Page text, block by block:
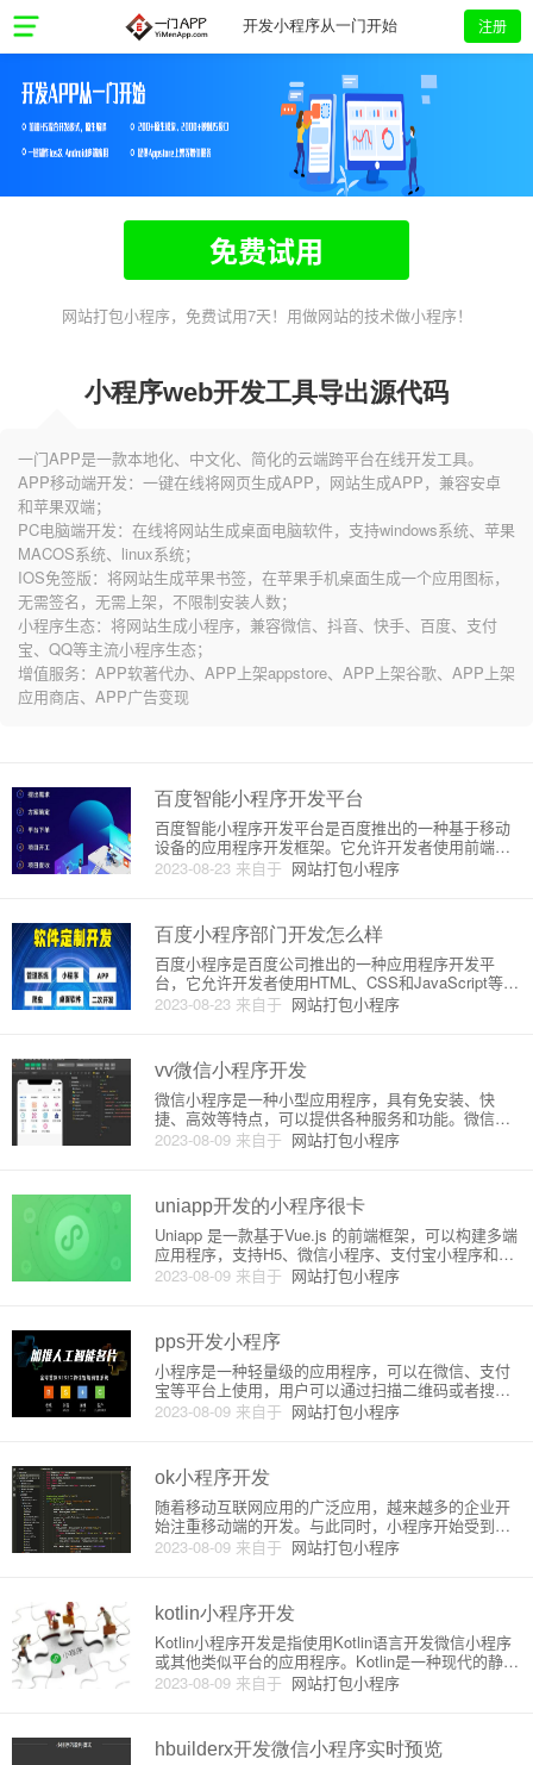
开发小程序从一门开始 注册
免费试用
网站打包小程序，免费试用7天！用做网站的技术做小程序！
小程序web开发工具导出源代码
一门APP是一款本地化、中文化、简化的云端跨平台在线开发工具。
APP移动端开发：一键在线将网页生成APP，网站生成APP，兼容安卓
和苹果双端；
PC电脑端开发：在线将网站生成桌面电脑软件，支持windows系统、苹果
MACOS系统、linux系统；
IOS免签版：将网站生成苹果书签，在苹果手机桌面生成一个应用图标，
无需签名，无需上架，不限制安装人数；
小程序生态：将网站生成小程序，兼容微信、抖音、快手、百度、支付
宝、QQ等主流小程序生态；
增值服务：APP软著代办、APP上架appstore、APP上架谷歌、APP上架
应用商店、APP广告变现
百度智能小程序开发平台
2023-08-23 来自于 网站打包小程序
百度智能小程序开发平台是百度推出的一种基于移动
设备的应用程序开发框架。它允许开发者使用前端开
发技术（如HTML、CSS、JavaScript等）来创建跨平
台的应用程序。百度智能小程序开发平台提供了丰富
署。在百度智
百度小程序部门开发怎么样
2023-08-23 来自于 网站打包小程序
百度小程序是百度公司推出的一种应用程序开发平
台，它允许开发者使用HTML、CSS和JavaScript等前
端技术来构建应用程序。百度小程序的目标是为开发
者提供一种快速、简单和高效的方式来创建小程序，
过程可以分为
vv微信小程序开发
2023-08-09 来自于 网站打包小程序
微信小程序是一种小型应用程序，具有免安装、快
捷、高效等特点，可以提供各种服务和功能。微信小
程序开发的原理和流程需要掌握，下面将对vv微信小
程序开发进行详细的介绍。微信小程序开发的原理微
程序开发涉及到三个方面：开
uniapp开发的小程序很卡
2023-08-09 来自于 网站打包小程序
Uniapp 是一款基于Vue.js 的前端框架，可以构建多端
应用程序，支持H5、微信小程序、支付宝小程序和AP
P等多种平台，深受广大开发者青睐。虽然 Uniapp 提
供了跨平台开发的便利，但是在使用 Uniapp 开发小程
pps开发小程序
2023-08-09 来自于 网站打包小程序
小程序是一种轻量级的应用程序，可以在微信、支付
宝等平台上使用，用户可以通过扫描二维码或者搜索
相应的小程序进入应用。而 PPS，则是自然语言处理
中的一种概念，代表的是“平行语料库”，它可以通过对
的对应关系，从而辅
ok小程序开发
2023-08-09 来自于 网站打包小程序
随着移动互联网应用的广泛应用，越来越多的企业开
始注重移动端的开发。与此同时，小程序开始受到越
来越多的关注。小程序（mini program）是一种轻量
级的小程序应用，由微信公司推出。作为一种新型的
点即用、开发成
kotlin小程序开发
2023-08-09 来自于 网站打包小程序
Kotlin小程序开发是指使用Kotlin语言开发微信小程序
或其他类似平台的应用程序。Kotlin是一种现代的静态
类型编程语言。它是一种跨平台的语言，可以用于We
b、Android、iOS和JVM等不同的平台。Kotlin的语法
hbuilderx开发微信小程序实时预览